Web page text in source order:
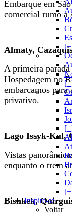
Inspire-se
Voltar
Embarque em
comercial rumo a
Almaty,
A primeira
Hospedagem no
embarcamos
privativo.
Lago Issyk-Kul,
Vistas
enquanto o trem
Bishkek,